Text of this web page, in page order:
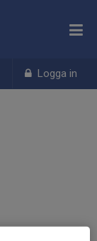
Logga in